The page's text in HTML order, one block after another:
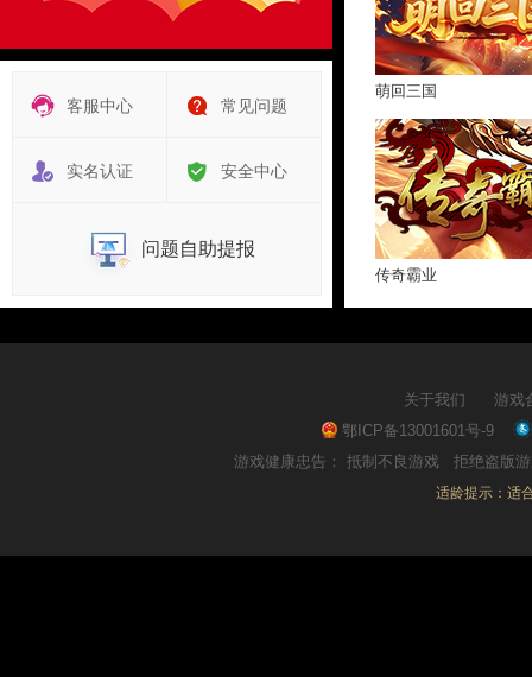
客服中心 常见问题
实名认证 安全中心
问题自助提报
萌回三国
传奇霸业
关于我们
游戏
鄂ICP备13001601号-9
游戏健康忠告：
抵制不良游戏 拒绝盗版
适龄提示：适